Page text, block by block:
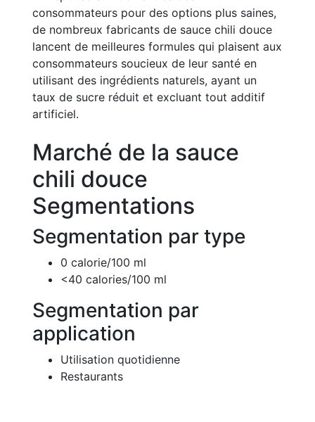
consommateurs pour des options plus saines,
de nombreux fabricants de sauce chili douce
lancent de meilleures formules qui plaisent aux
consommateurs soucieux de leur santé en
utilisant des ingrédients naturels, ayant un
taux de sucre réduit et excluant tout additif
artificiel.
Marché de la sauce
chili douce
Segmentations
Segmentation par type
0 calorie/100 ml
<40 calories/100 ml
Segmentation par
application
Utilisation quotidienne
Restaurants